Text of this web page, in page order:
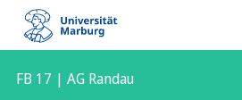
Mobile-
Navigation
FB 17 | AG Randau